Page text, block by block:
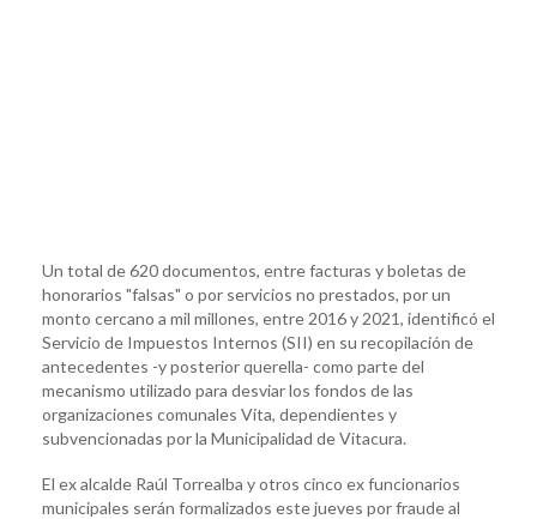
Un total de 620 documentos, entre facturas y boletas de
honorarios "falsas" o por servicios no prestados, por un
monto cercano a mil millones, entre 2016 y 2021, identificó el
Servicio de Impuestos Internos (SII) en su recopilación de
antecedentes -y posterior querella- como parte del
mecanismo utilizado para desviar los fondos de las
organizaciones comunales Vita, dependientes y
subvencionadas por la Municipalidad de Vitacura.
El ex alcalde Raúl Torrealba y otros cinco ex funcionarios
municipales serán formalizados este jueves por fraude al